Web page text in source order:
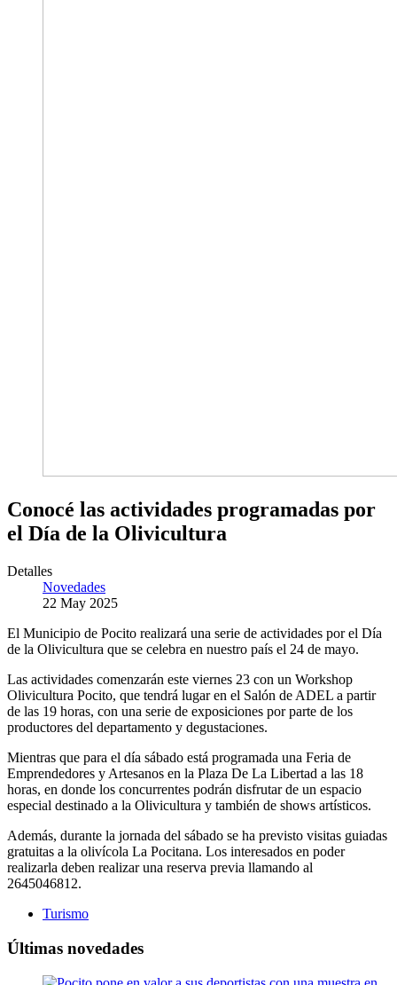
Conocé las actividades programadas por
el Día de la Olivicultura
Detalles
Novedades
22 May 2025
El Municipio de Pocito realizará una serie de actividades por el Día
de la Olivicultura que se celebra en nuestro país el 24 de mayo.
Las actividades comenzarán este viernes 23 con un Workshop
Olivicultura Pocito, que tendrá lugar en el Salón de ADEL a partir
de las 19 horas, con una serie de exposiciones por parte de los
productores del departamento y degustaciones.
Mientras que para el día sábado está programada una Feria de
Emprendedores y Artesanos en la Plaza De La Libertad a las 18
horas, en donde los concurrentes podrán disfrutar de un espacio
especial destinado a la Olivicultura y también de shows artísticos.
Además, durante la jornada del sábado se ha previsto visitas guiadas
gratuitas a la olivícola La Pocitana. Los interesados en poder
realizarla deben realizar una reserva previa llamando al
2645046812.
Turismo
Últimas novedades